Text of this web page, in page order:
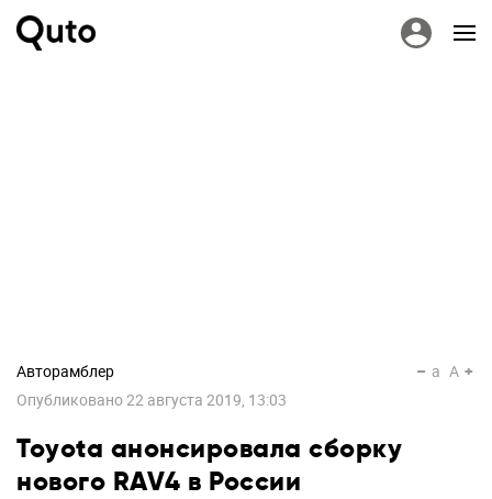
Авторамблер
Опубликовано22 августа 2019, 13:03
a A
Toyota анонсировала сборку
нового RAV4 в России